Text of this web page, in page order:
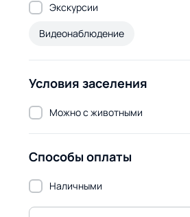
Экскурсии
Видеонаблюдение
Условия заселения
Можно с животными
Способы оплаты
Наличными